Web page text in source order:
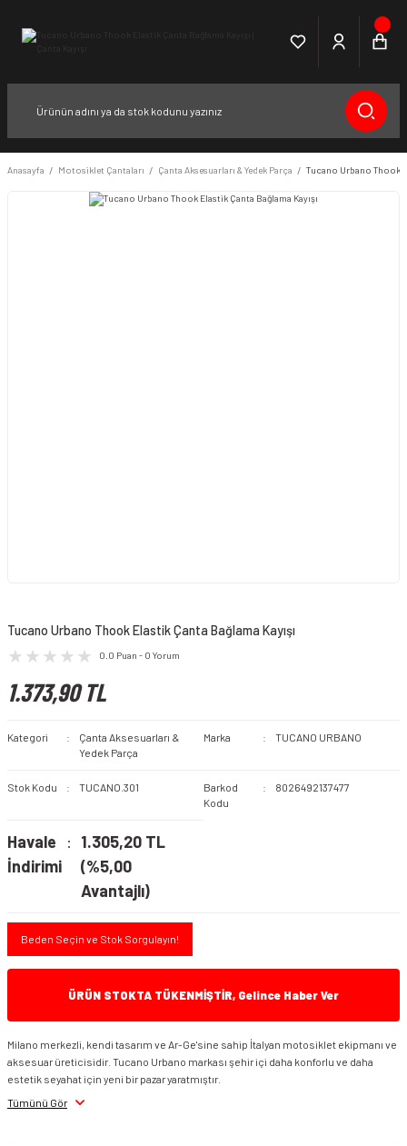
Anasayfa Motosiklet Çantaları Çanta Aksesuarları & Yedek Parça Tucano Urbano Thook
Tucano Urbano Thook Elastik Çanta Bağlama Kayışı
0.0 Puan - 0 Yorum
1.373,90 TL
Kategori
Çanta Aksesuarları &
Yedek Parça
Marka TUCANO URBANO
Stok Kodu TUCANO.301
Barkod
Kodu
8026492137477
Havale
İndirimi
1.305,20 TL
(%5,00
Avantajlı)
Beden Seçin ve Stok Sorgulayın!
ÜRÜN STOKTA TÜKENMİŞTİR, Gelince Haber Ver
Milano merkezli, kendi tasarım ve Ar-Ge'sine sahip İtalyan motosiklet ekipmanı ve
aksesuar üreticisidir. Tucano Urbano markası şehir içi daha konforlu ve daha
estetik seyahat için yeni bir pazar yaratmıştır.
Tümünü Gör